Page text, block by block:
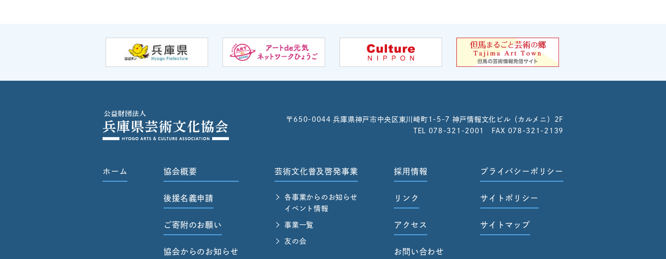
〒650-0044兵庫県神戸市中央区東川崎町1-5-7 神戸情報文化ビル（カルメニ）2F
TEL 078-321-2001 FAX 078-321-2139
ホーム 協会概要
後援名義申請
ご寄附のお願い
協会からのお知らせ
芸術文化普及啓発事業
各事業からのお知らせ
イベント情報
事業一覧
友の会
採用情報
リンク
アクセス
お問い合わせ
プライバシーポリシー
サイトポリシー
サイトマップ